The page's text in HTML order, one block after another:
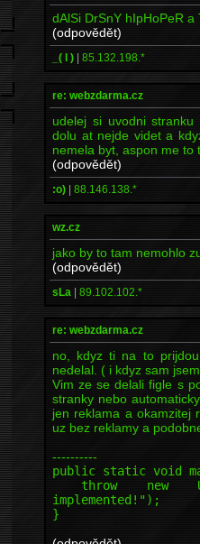
dAlSi DrSnY hIpHoPeR a
(odpovědět)
_( l ) | 85.132.198.*
re: webzdarma.cz
udelej si uvodni
dolu at nejde videt a
nemela byt, aspon me to
(odpovědět)
:o) | 88.146.138.*
wz.cz
jako by to tam nemohlo
(odpovědět)
sLa | 89.102.102.*
re: webzdarma.cz
no, kdyz ti na to
nedelal. ( i kdyz sam
Vim ze se delali figle s
stranky nebo
jen reklama a okamzitej
uz bez reklamy a
----------
public static void
throw new
implemented!");
}